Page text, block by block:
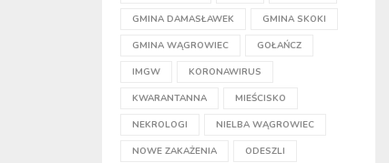
GMINA DAMASŁAWEK GMINA SKOKI
GMINA WĄGROWIEC GOŁAŃCZ
IMGW KORONAWIRUS
KWARANTANNA MIEŚCISKO
NEKROLOGI NIELBA WĄGROWIEC
NOWE ZAKAŻENIA ODESZLI